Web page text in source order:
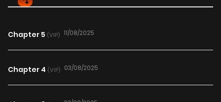
Chapter 5 (VIP) 11/08/2025
Chapter 4 (VIP) 03/08/2025